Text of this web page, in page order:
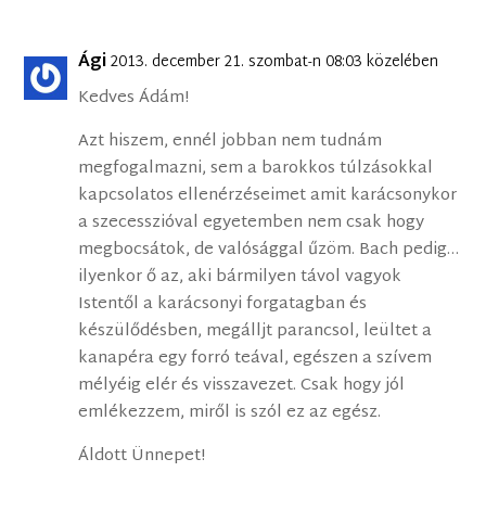
Ági2013. december 21. szombat-n 08:03 közelében
Kedves Ádám!
Azt hiszem, ennél jobban nem tudnám
megfogalmazni, sem a barokkos túlzásokkal
kapcsolatos ellenérzéseimet amit karácsonykor
a szecesszióval egyetemben nem csak hogy
megbocsátok, de valósággal űzöm. Bach pedig…
ilyenkor ő az, aki bármilyen távol vagyok
Istentől a karácsonyi forgatagban és
készülődésben, megálljt parancsol, leültet a
kanapéra egy forró teával, egészen a szívem
mélyéig elér és visszavezet. Csak hogy jól
emlékezzem, miről is szól ez az egész.
Áldott Ünnepet!